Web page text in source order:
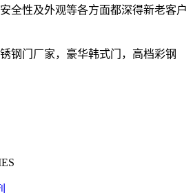
全性及外观等各方面都深得新老客户
钢门厂家，豪华韩式门，高档彩钢